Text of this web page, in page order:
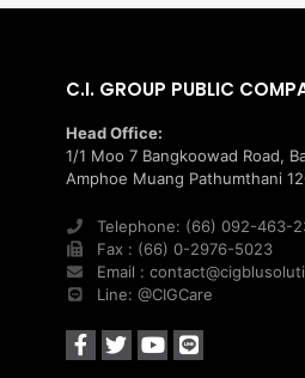
C.I. GROUP PUBLIC
Head Office:
1/1 Moo 7 Bangkoowad Road,
Amphoe Muang Pathumthani
Telephone: (66) 092-463-
Fax : (66) 0-2976-5023
Email :
Line: @CIGCare